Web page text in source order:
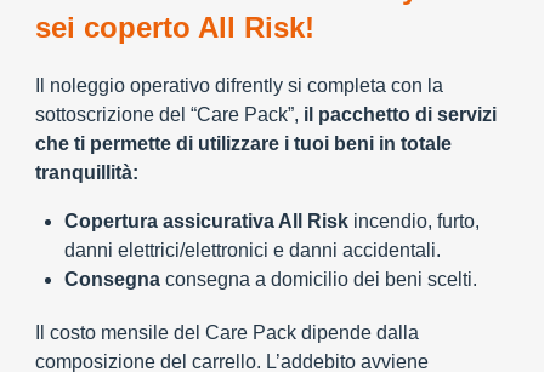
sei coperto All Risk!
Il noleggio operativo difrently si completa con la
sottoscrizione del “Care Pack”, il pacchetto di servizi
che ti permette di utilizzare i tuoi beni in totale
tranquillità:
Copertura assicurativa All Risk incendio, furto,
danni elettrici/elettronici e danni accidentali.
Consegna consegna a domicilio dei beni scelti.
Il costo mensile del Care Pack dipende dalla
composizione del carrello. L’addebito avviene